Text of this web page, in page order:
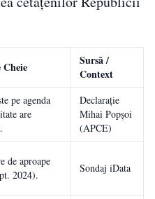
Sursă /
Context
pe agenda
are
Declarație
Mihai Popșoi
(APCE)
de aproape
2024).
Sondaj iData